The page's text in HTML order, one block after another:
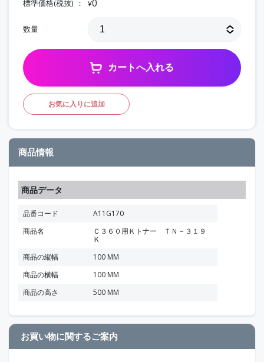
標準価格(税抜) ¥0
数量
カートへ入れる
お気に入りに追加
商品情報
商品データ
品番コード
A11G170
商品名
Ｃ３６０用Ｋトナー ＴＮ－３１９
Ｋ
商品の縦幅
100 MM
商品の横幅
100 MM
商品の高さ
500 MM
お買い物に関するご案内